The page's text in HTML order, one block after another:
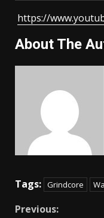
https://
About The
Tags: Grindcore
Previous: